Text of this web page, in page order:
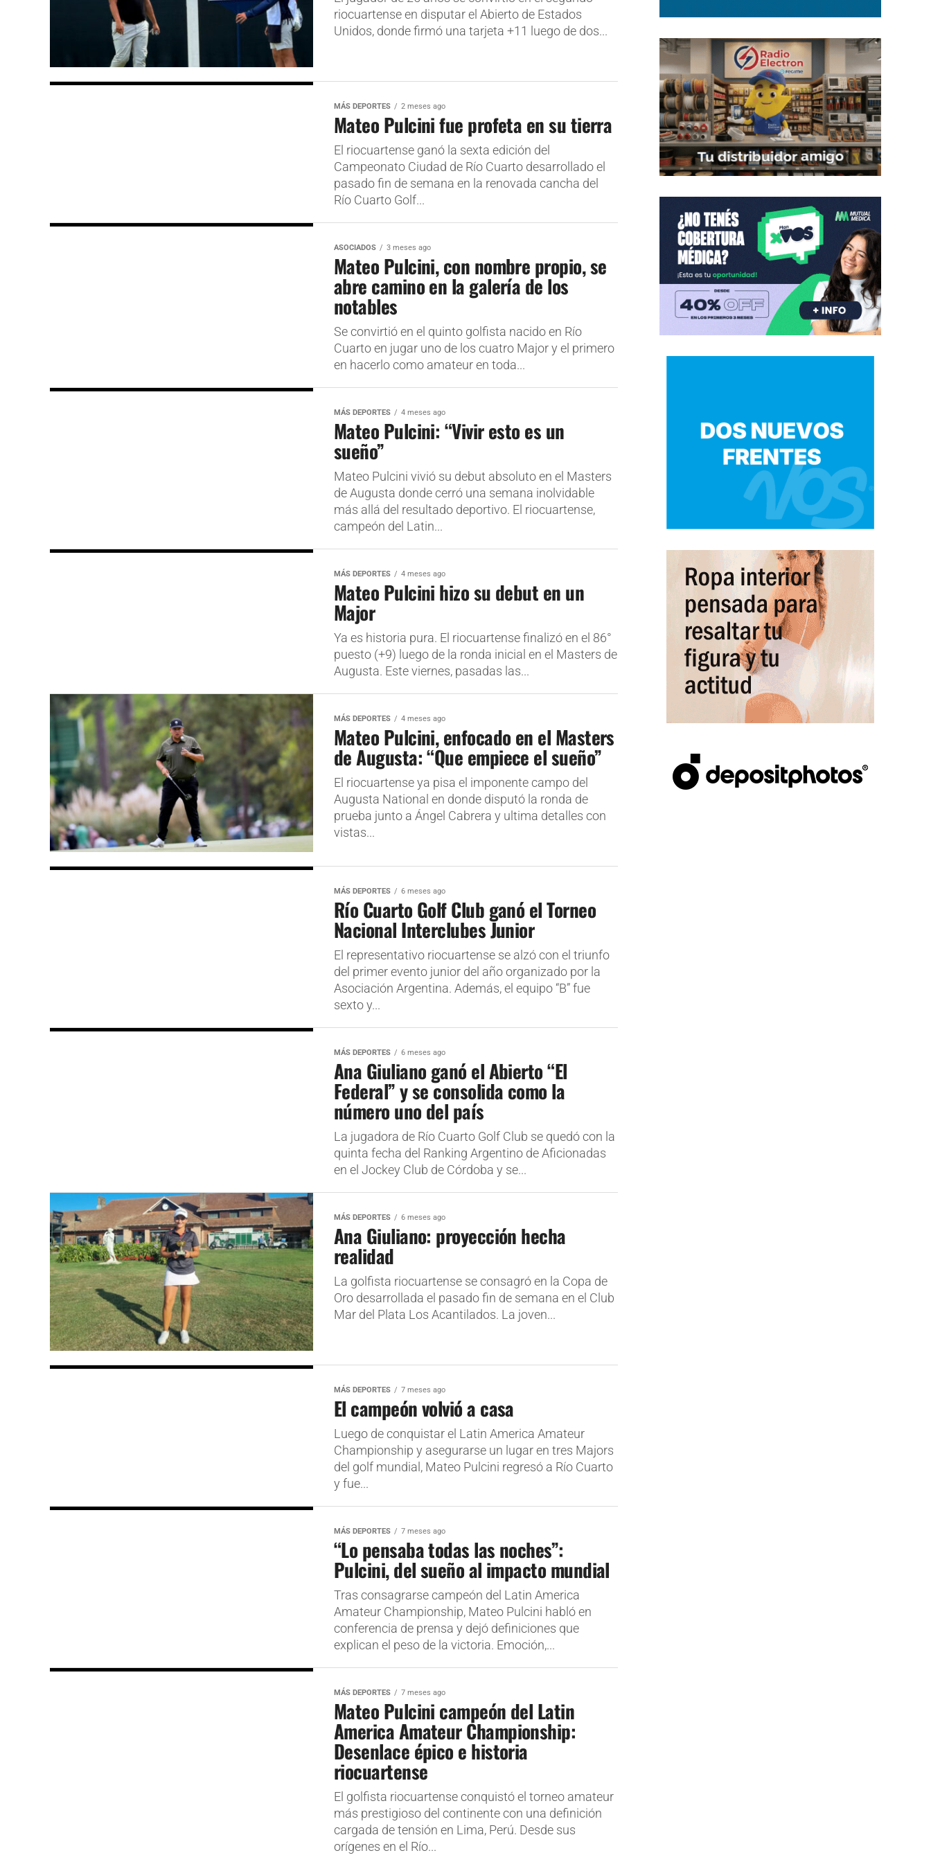
riocuartense en disputar el Abierto de Estados
Unidos, donde firmó una tarjeta +11 luego de dos...
MÁS DEPORTES 2 meses ago
Mateo Pulcini fue profeta en su tierra
El riocuartense ganó la sexta edición del
Campeonato Ciudad de Río Cuarto desarrollado el
pasado fin de semana en la renovada cancha del
Río Cuarto Golf...
ASOCIADOS 3 meses ago
Mateo Pulcini, con nombre propio, se
abre camino en la galería de los
notables
Se convirtió en el quinto golfista nacido en Río
Cuarto en jugar uno de los cuatro Major y el primero
en hacerlo como amateur en toda...
MÁS DEPORTES 4 meses ago
Mateo Pulcini: “Vivir esto es un
sueño”
Mateo Pulcini vivió su debut absoluto en el Masters
de Augusta donde cerró una semana inolvidable
más allá del resultado deportivo. El riocuartense,
campeón del Latin...
MÁS DEPORTES 4 meses ago
Mateo Pulcini hizo su debut en un
Major
Ya es historia pura. El riocuartense finalizó en el 86°
puesto (+9) luego de la ronda inicial en el Masters de
Augusta. Este viernes, pasadas las...
MÁS DEPORTES 4 meses ago
Mateo Pulcini, enfocado en el Masters
de Augusta: “Que empiece el sueño”
El riocuartense ya pisa el imponente campo del
Augusta National en donde disputó la ronda de
prueba junto a Ángel Cabrera y ultima detalles con
vistas...
MÁS DEPORTES 6 meses ago
Río Cuarto Golf Club ganó el Torneo
Nacional Interclubes Junior
El representativo riocuartense se alzó con el triunfo
del primer evento junior del año organizado por la
Asociación Argentina. Además, el equipo “B” fue
sexto y...
MÁS DEPORTES 6 meses ago
Ana Giuliano ganó el Abierto “El
Federal” y se consolida como la
número uno del país
La jugadora de Río Cuarto Golf Club se quedó con la
quinta fecha del Ranking Argentino de Aficionadas
en el Jockey Club de Córdoba y se...
MÁS DEPORTES 6 meses ago
Ana Giuliano: proyección hecha
realidad
La golfista riocuartense se consagró en la Copa de
Oro desarrollada el pasado fin de semana en el Club
Mar del Plata Los Acantilados. La joven...
MÁS DEPORTES 7 meses ago
El campeón volvió a casa
Luego de conquistar el Latin America Amateur
Championship y asegurarse un lugar en tres Majors
del golf mundial, Mateo Pulcini regresó a Río Cuarto
y fue...
MÁS DEPORTES 7 meses ago
“Lo pensaba todas las noches”:
Pulcini, del sueño al impacto mundial
Tras consagrarse campeón del Latin America
Amateur Championship, Mateo Pulcini habló en
conferencia de prensa y dejó definiciones que
explican el peso de la victoria. Emoción,...
MÁS DEPORTES 7 meses ago
Mateo Pulcini campeón del Latin
America Amateur Championship:
Desenlace épico e historia
riocuartense
El golfista riocuartense conquistó el torneo amateur
más prestigioso del continente con una definición
cargada de tensión en Lima, Perú. Desde sus
orígenes en el Río...